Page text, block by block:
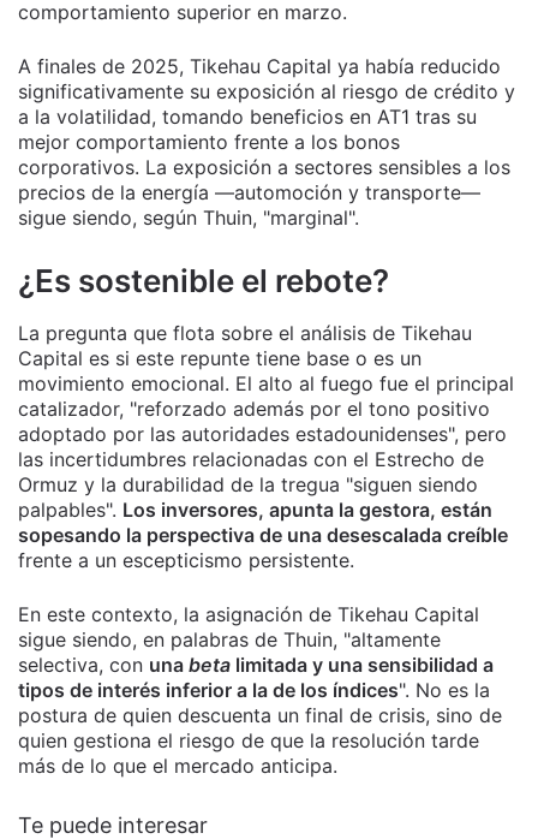
comportamiento superior en marzo.
A finales de 2025, Tikehau Capital ya había reducido
significativamente su exposición al riesgo de crédito y
a la volatilidad, tomando beneficios en AT1 tras su
mejor comportamiento frente a los bonos
corporativos. La exposición a sectores sensibles a los
precios de la energía —automoción y transporte—
sigue siendo, según Thuin, "marginal".
¿Es sostenible el rebote?
La pregunta que flota sobre el análisis de Tikehau
Capital es si este repunte tiene base o es un
movimiento emocional. El alto al fuego fue el principal
catalizador, "reforzado además por el tono positivo
adoptado por las autoridades estadounidenses", pero
las incertidumbres relacionadas con el Estrecho de
Ormuz y la durabilidad de la tregua "siguen siendo
palpables". Los inversores, apunta la gestora, están
sopesando la perspectiva de una desescalada creíble
frente a un escepticismo persistente.
En este contexto, la asignación de Tikehau Capital
sigue siendo, en palabras de Thuin, "altamente
selectiva, con una beta limitada y una sensibilidad a
tipos de interés inferior a la de los índices". No es la
postura de quien descuenta un final de crisis, sino de
quien gestiona el riesgo de que la resolución tarde
más de lo que el mercado anticipa.
Te puede interesar